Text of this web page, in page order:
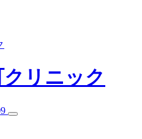
クリニック